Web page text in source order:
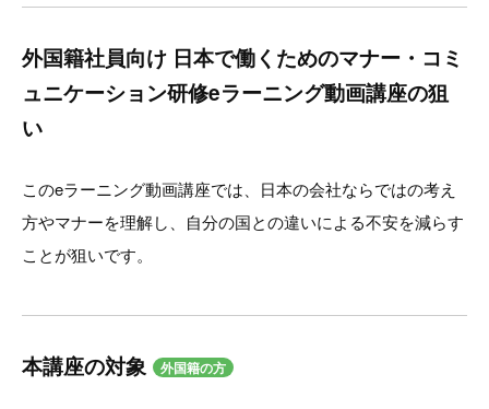
外国籍社員向け 日本で働くためのマナー・コミ
ュニケーション研修eラーニング動画講座の狙
い
このeラーニング動画講座では、日本の会社ならではの考え
方やマナーを理解し、自分の国との違いによる不安を減らす
ことが狙いです。
本講座の対象 外国籍の方